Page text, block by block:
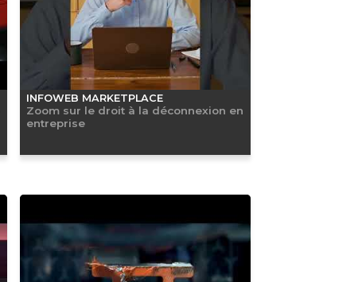
INFOWEB MARKETPLACE
Zoom sur le droit à la déconnexion en
entreprise